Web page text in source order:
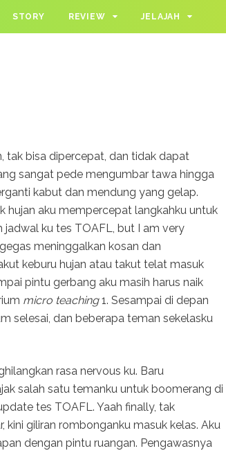
STORY REVIEW JELAJAH
tak bisa dipercepat, dan tidak dapat
sangat pede mengumbar tawa hingga
kabut dan mendung yang gelap.
hujan aku mempercepat langkahku untuk
jadwal ku tes TOAFL, but I am very
meninggalkan kosan dan
keburu hujan atau takut telat masuk
pintu gerbang aku masih harus naik
micro teaching1. Sesampai di depan
selesai, dan beberapa teman sekelasku
rasa nervous ku. Baru
salah satu temanku untuk boomerang di
tes TOAFL. Yaah finally, tak
giliran rombonganku masuk kelas. Aku
dengan pintu ruangan. Pengawasnya